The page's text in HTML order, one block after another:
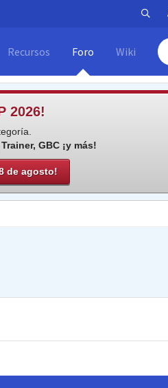
Recursos Foro Wiki
2026!
GBC ¡y más!
de agosto!